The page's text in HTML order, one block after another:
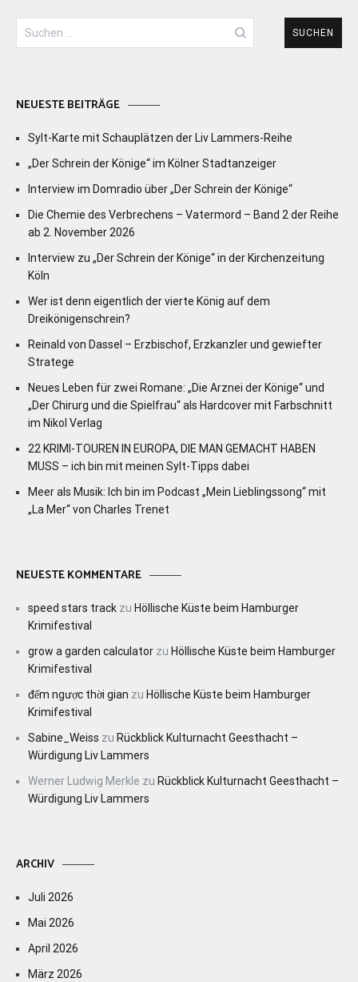
Suchen
nach:
NEUESTE BEITRÄGE
Sylt-Karte mit Schauplätzen der Liv Lammers-Reihe
„Der Schrein der Könige“ im Kölner Stadtanzeiger
Interview im Domradio über „Der Schrein der Könige“
Die Chemie des Verbrechens – Vatermord – Band 2 der Reihe
ab 2. November 2026
Interview zu „Der Schrein der Könige“ in der Kirchenzeitung
Köln
Wer ist denn eigentlich der vierte König auf dem
Dreikönigenschrein?
Reinald von Dassel – Erzbischof, Erzkanzler und gewiefter
Stratege
Neues Leben für zwei Romane: „Die Arznei der Könige“ und
„Der Chirurg und die Spielfrau“ als Hardcover mit Farbschnitt
im Nikol Verlag
22 KRIMI-TOUREN IN EUROPA, DIE MAN GEMACHT HABEN
MUSS – ich bin mit meinen Sylt-Tipps dabei
Meer als Musik: Ich bin im Podcast „Mein Lieblingssong“ mit
„La Mer“ von Charles Trenet
NEUESTE KOMMENTARE
speed stars track zu Höllische Küste beim Hamburger
Krimifestival
grow a garden calculator zu Höllische Küste beim Hamburger
Krimifestival
đếm ngược thời gian zu Höllische Küste beim Hamburger
Krimifestival
Sabine_Weiss zu Rückblick Kulturnacht Geesthacht –
Würdigung Liv Lammers
Werner Ludwig Merkle zu Rückblick Kulturnacht Geesthacht –
Würdigung Liv Lammers
ARCHIV
Juli 2026
Mai 2026
April 2026
März 2026